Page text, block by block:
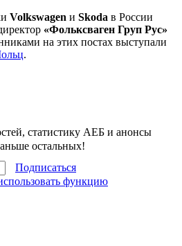
Volkswagen и Skoda в России
«Фольксваген Груп Рус»
на этих постах выступали
.
статистику АЕБ и анонсы
остальных!
Подписаться